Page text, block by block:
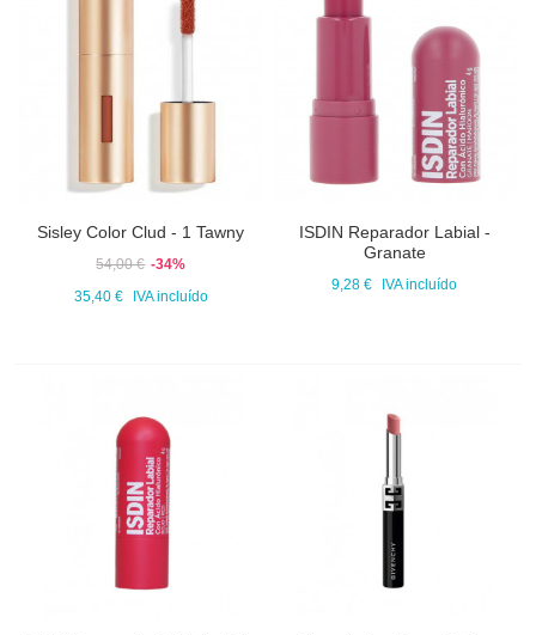
Sisley Color Clud - 1 Tawny
54,00 € -34%
35,40 €
IVA incluído
ISDIN Reparador Labial -
Granate
9,28 € IVA incluído